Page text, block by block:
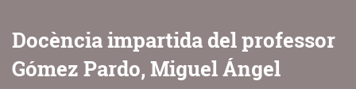
Docència impartida del professor
Gómez Pardo, Miguel Ángel